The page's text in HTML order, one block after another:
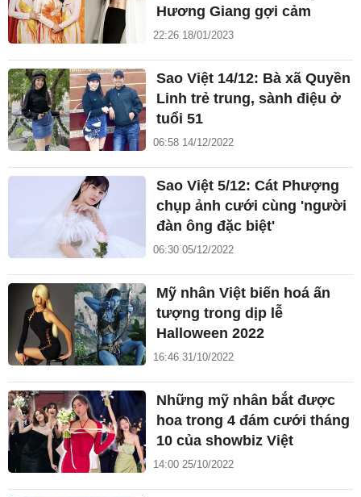
Hương Giang gợi cảm
22:26 18/01/2023
Sao Việt 14/12: Bà xã Quyền
Linh trẻ trung, sành điệu ở
tuổi 51
06:58 14/12/2022
Sao Việt 5/12: Cát Phượng
chụp ảnh cưới cùng 'người
đàn ông đặc biệt'
06:30 05/12/2022
Mỹ nhân Việt biến hoá ấn
tượng trong dịp lễ
Halloween 2022
16:46 31/10/2022
Những mỹ nhân bắt được
hoa trong 4 đám cưới tháng
10 của showbiz Việt
14:00 25/10/2022